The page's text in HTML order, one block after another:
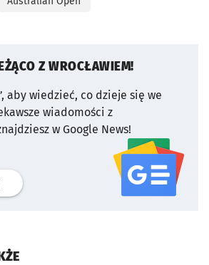
Z WROCŁAWIEM!
aby wiedzieć, co dzieje się we
wiadomości z
w Google News!
profil serwisu